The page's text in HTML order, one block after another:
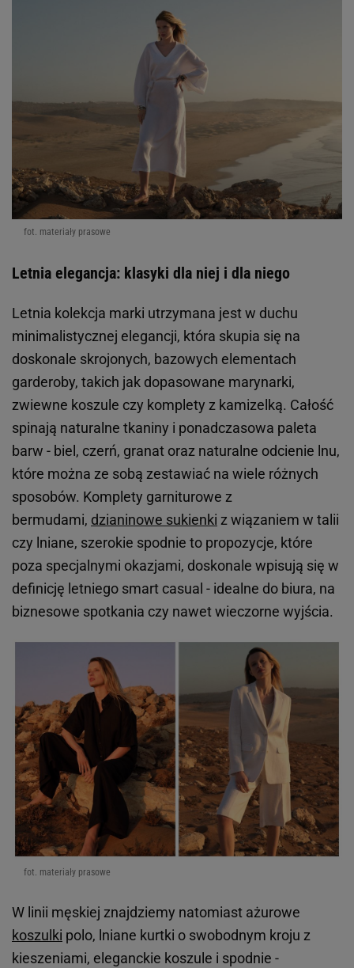
fot. materiały prasowe
Letnia elegancja: klasyki dla niej i dla niego
Letnia kolekcja marki utrzymana jest w duchu
minimalistycznej elegancji, która skupia się na
doskonale skrojonych, bazowych elementach
garderoby, takich jak dopasowane marynarki,
zwiewne koszule czy komplety z kamizelką. Całość
spinają naturalne tkaniny i ponadczasowa paleta
barw - biel, czerń, granat oraz naturalne odcienie lnu,
które można ze sobą zestawiać na wiele różnych
sposobów. Komplety garniturowe z
bermudami, dzianinowe sukienki z wiązaniem w talii
czy lniane, szerokie spodnie to propozycje, które
poza specjalnymi okazjami, doskonale wpisują się w
definicję letniego smart casual - idealne do biura, na
biznesowe spotkania czy nawet wieczorne wyjścia.
fot. materiały prasowe
W linii męskiej znajdziemy natomiast ażurowe
koszulki polo, lniane kurtki o swobodnym kroju z
kieszeniami, eleganckie koszule i spodnie -